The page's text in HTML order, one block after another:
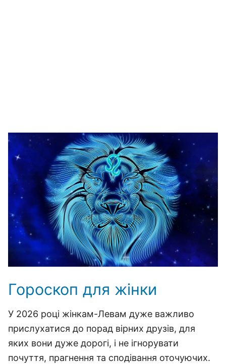
Гороскоп для жінки
У 2026 році жінкам-Левам дуже важливо
прислухатися до порад вірних друзів, для
яких вони дуже дорогі, і не ігнорувати
почуття, прагнення та сподівання оточуючих.